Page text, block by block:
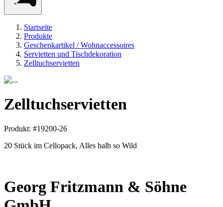
Startseite
Produkte
Geschenkartikel / Wohnaccessoires
Servietten und Tischdekoration
Zelltuchservietten
Zelltuchservietten
Produkt: #19200-26
20 Stück im Cellopack, Alles halb so Wild
Georg Fritzmann & Söhne